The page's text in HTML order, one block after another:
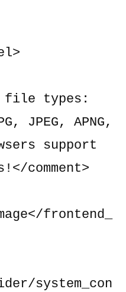
file types:
JPEG, APNG,
support
comment>
frontend_
system_con